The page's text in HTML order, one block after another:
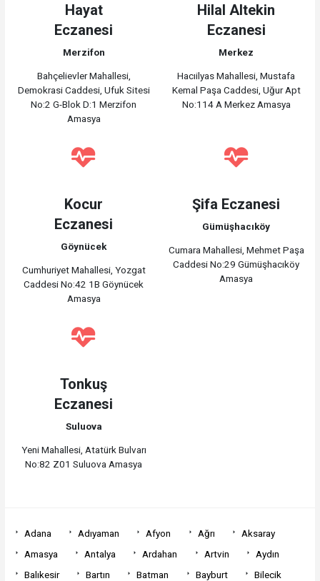
Hayat
Eczanesi
Merzifon
Bahçelievler Mahallesi,
Demokrasi Caddesi, Ufuk Sitesi
No:2 G-Blok D:1 Merzifon
Amasya
Hilal Altekin
Eczanesi
Merkez
Hacıilyas Mahallesi, Mustafa
Kemal Paşa Caddesi, Uğur Apt
No:114 A Merkez Amasya
Kocur
Eczanesi
Göynücek
Cumhuriyet Mahallesi, Yozgat
Caddesi No:42 1B Göynücek
Amasya
Şifa Eczanesi
Gümüşhacıköy
Cumara Mahallesi, Mehmet Paşa
Caddesi No:29 Gümüşhacıköy
Amasya
Tonkuş
Eczanesi
Suluova
Yeni Mahallesi, Atatürk Bulvarı
No:82 Z01 Suluova Amasya
Adana Adıyaman Afyon Ağrı
Aksaray
Amasya
Antalya Ardahan Artvin
Aydın
Balıkesir
Bartın Batman Bayburt
Bilecik